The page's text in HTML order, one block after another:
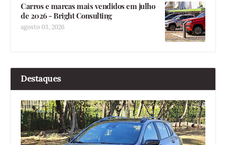
Carros e marcas mais vendidos em julho
de 2026 - Bright Consulting
agosto 03, 2026
Destaques